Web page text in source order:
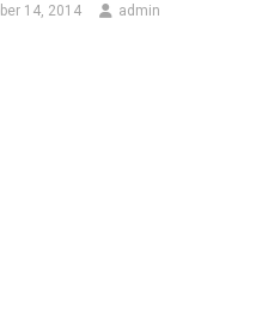
14, 2014 admin